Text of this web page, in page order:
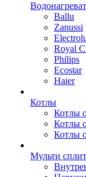
Ballu
Zanussi
Royal
Philips
Ecostar
Haier
Котлы
Котлы
Котлы
Котлы
Мульти